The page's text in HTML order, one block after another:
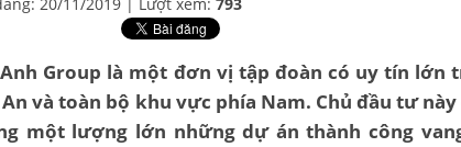
Group là một đơn vị tập đoàn có uy tín lớn
và toàn bộ khu vực phía Nam. Chủ đầu tư
một lượng lớn những dự án thành công